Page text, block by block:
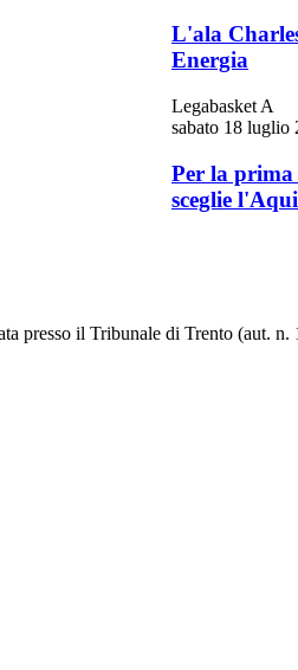
L'ala
Energia
Legabasket A
sabato 18 luglio
Per la
sceglie
presso il Tribunale di Trento (aut.